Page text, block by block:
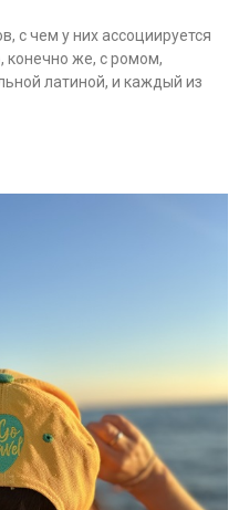
с чем у них ассоциируется
конечно же, с ромом,
латиной, и каждый из